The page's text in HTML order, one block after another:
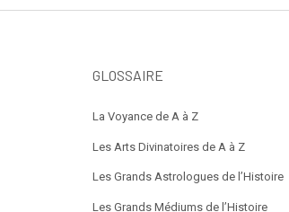
GLOSSAIRE
La Voyance de A à Z
Les Arts Divinatoires de A à Z
Les Grands Astrologues de l’Histoire
Les Grands Médiums de l’Histoire